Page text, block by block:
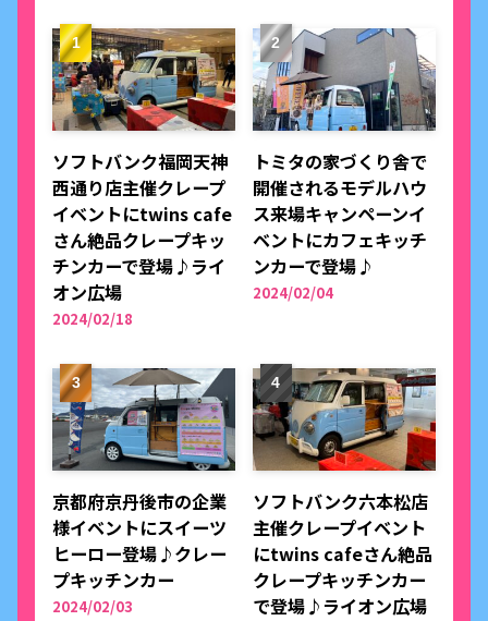
ソフトバンク福岡天神
西通り店主催クレープ
イベントにtwins cafe
さん絶品クレープキッ
チンカーで登場♪ライ
オン広場
2024/02/18
トミタの家づくり舎で
開催されるモデルハウ
ス来場キャンペーンイ
ベントにカフェキッチ
ンカーで登場♪
2024/02/04
京都府京丹後市の企業
様イベントにスイーツ
ヒーロー登場♪クレー
プキッチンカー
2024/02/03
ソフトバンク六本松店
主催クレープイベント
にtwins cafeさん絶品
クレープキッチンカー
で登場♪ライオン広場